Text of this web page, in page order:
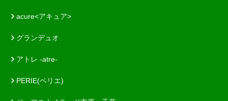
acure<アキュア>
グランデュオ
アトレ -atre-
PERIE(ペリエ)